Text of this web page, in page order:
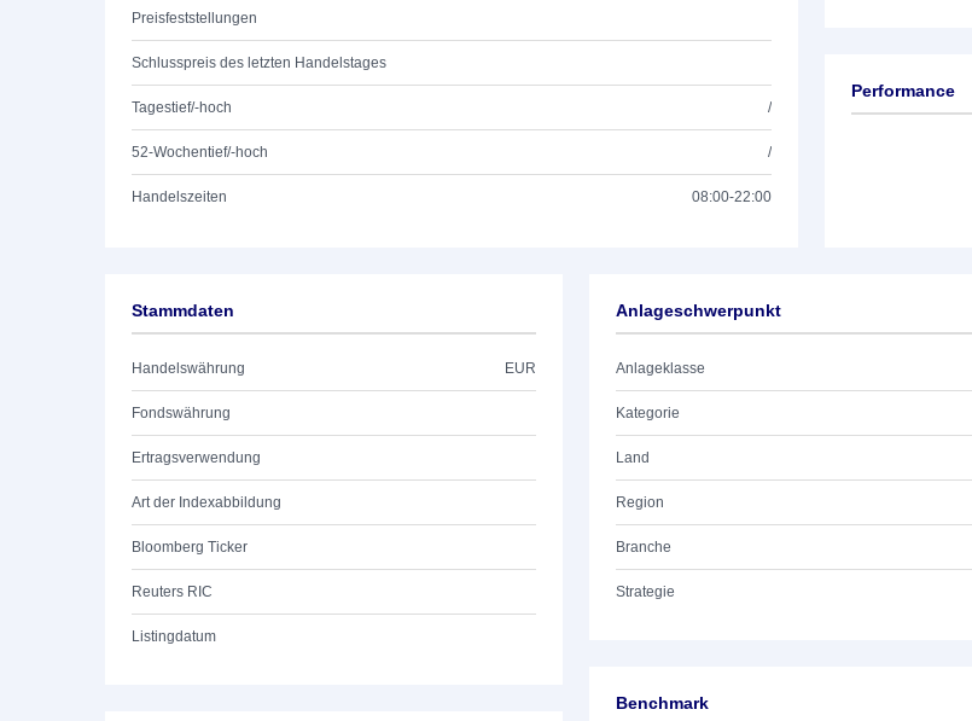
Preisfeststellungen
Schlusspreis des letzten Handelstages
Tagestief/-hoch /
52-Wochentief/-hoch /
Handelszeiten 08:00-22:00
Performance
Stammdaten
Handelswährung EUR
Fondswährung
Ertragsverwendung
Art der Indexabbildung
Bloomberg Ticker
Reuters RIC
Listingdatum
Anlageschwerpunkt
Anlageklasse
Kategorie
Land
Region
Branche
Strategie
Benchmark